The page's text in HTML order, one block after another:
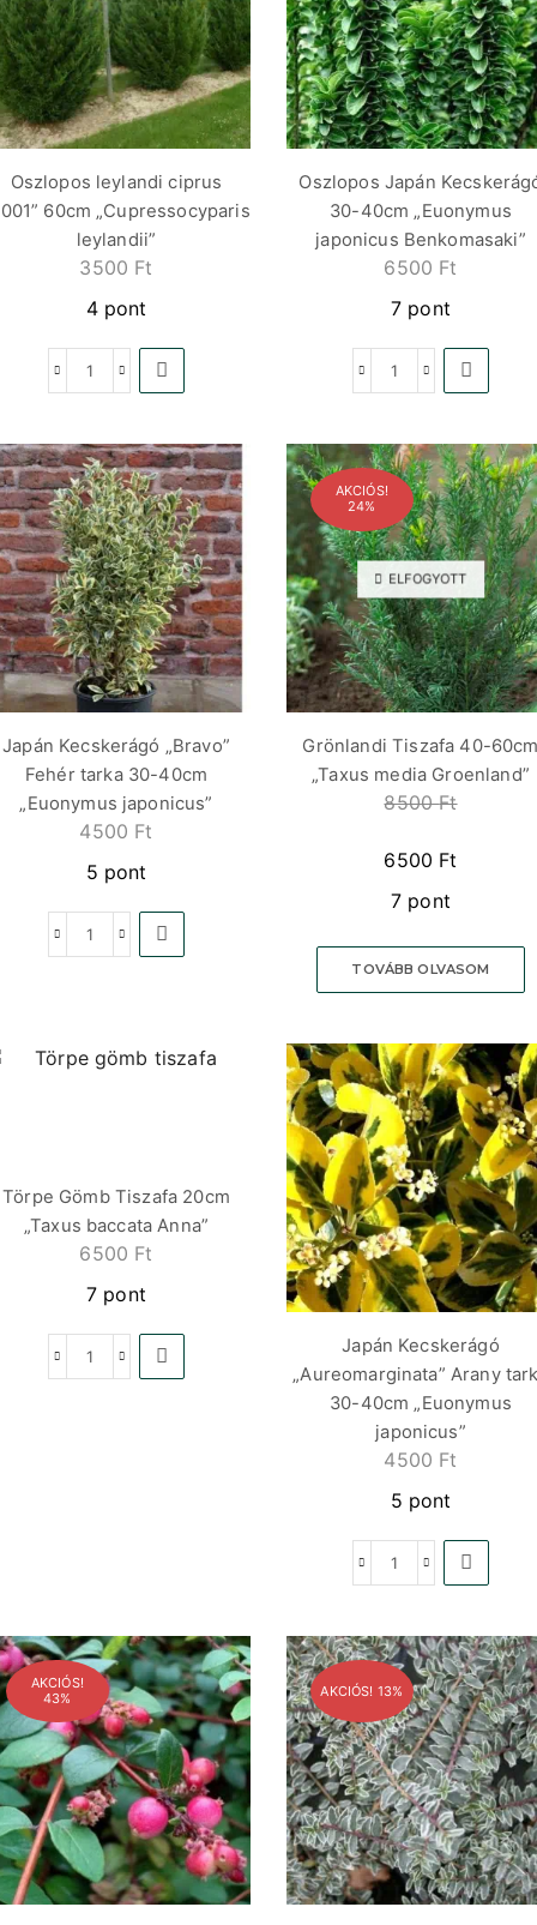
Oszlopos leylandi ciprus
60cm „Cupressocyparis
leylandii”
3500 Ft
4 pont
Oszlopos Japán
30-40cm „Euonymus
japonicus Benkomasaki”
6500 Ft
7 pont
Japán Kecskerágó „Bravo”
Fehér tarka 30-40cm
„Euonymus japonicus”
4500 Ft
5 pont
AKCIÓS!
24%
ELFOGYOTT
Grönlandi Tiszafa 40-
„Taxus media Groenland”
8500Ft
6500 Ft
7 pont
TOVÁBB OLVASOM
Törpe Gömb Tiszafa 20cm
„Taxus baccata Anna”
6500 Ft
7 pont
Japán Kecskerágó
„Aureomarginata” Arany
30-40cm „Euonymus
japonicus”
4500 Ft
5 pont
AKCIÓS!
43%
AKCIÓS! 13%